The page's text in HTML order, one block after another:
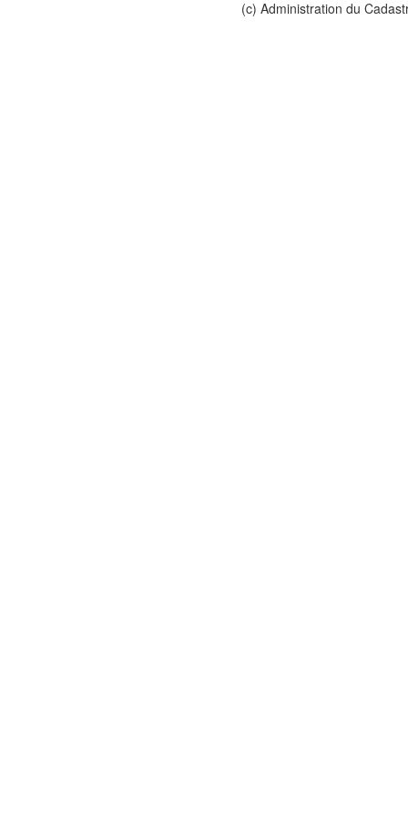
(c) Administration du